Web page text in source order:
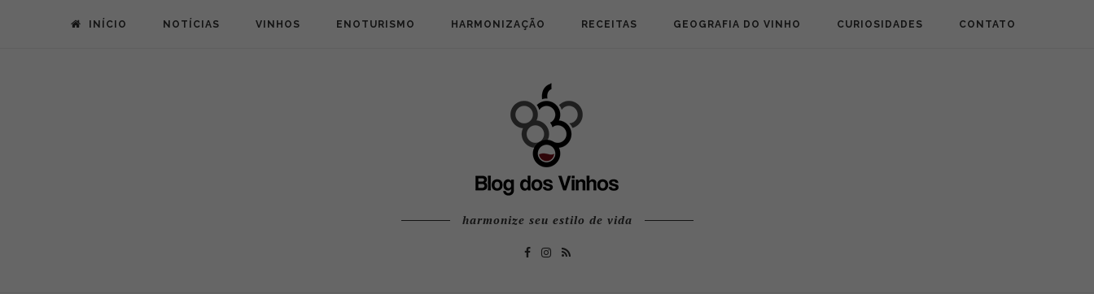
INÍCIO NOTÍCIAS VINHOS ENOTURISMO HARMONIZAÇÃO RECEITAS GEOGRAFIA DO VINHO CURIOSIDADES CONTATO
harmonize seu estilo de vida